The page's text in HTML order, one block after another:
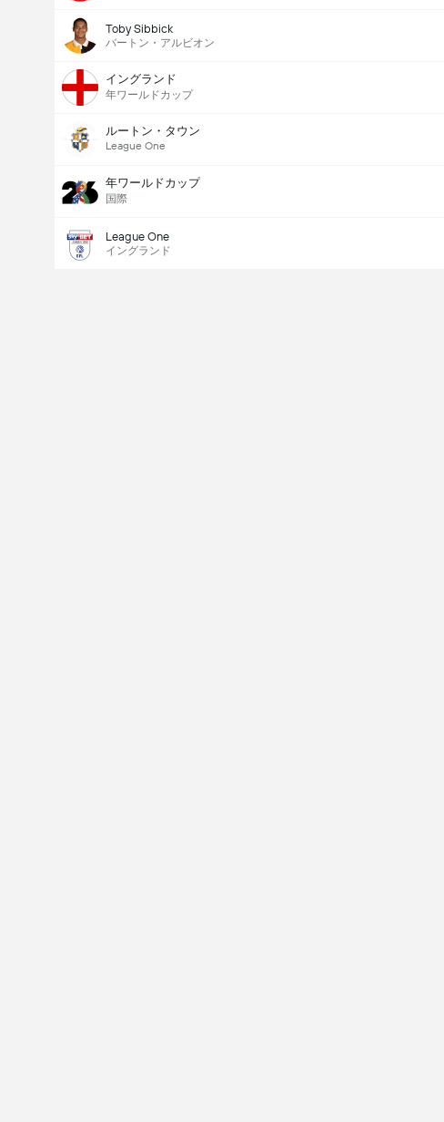
Toby Sibbick
バートン・アルビオン
イングランド
年ワールドカップ
ルートン・タウン
League One
年ワールドカップ
国際
League One
イングランド